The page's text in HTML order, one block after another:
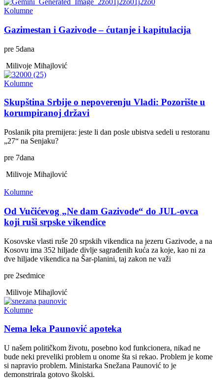
Kolumne
Gazimestan i Gazivode – ćutanje i kapitulacija
pre 5dana
Milivoje Mihajlović
Kolumne
Skupština Srbije o nepoverenju Vladi: Pozorište u
korumpiranoj državi
Poslanik pita premijera: jeste li dan posle ubistva sedeli u restoranu
„27“ na Senjaku?
pre 7dana
Milivoje Mihajlović
Kolumne
Od Vučićevog „Ne dam Gazivode“ do JUL-ovca
koji ruši srpske vikendice
Kosovske vlasti ruše 20 srpskih vikendica na jezeru Gazivode, a na
Kosovu ima 352 hiljade divlje sagrađenih kuća za koje, kao ni za
dve hiljade vikendica na Šar-planini, taj zakon ne važi
pre 2sedmice
Milivoje Mihajlović
Kolumne
Nema leka Paunović apoteka
U našem političkom životu, posebno kod funkcionera, nikad ne
bude neki preveliki problem u onome šta si rekao. Problem je kome
si napravio problem. Ministarka Snežana Paunović to je
demonstrirala gotovo školski.